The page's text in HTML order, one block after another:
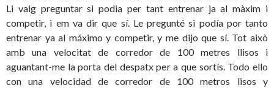
Li vaig preguntar si podia per tant entrenar ja al màxim i
competir, i em va dir que sí. Le pregunté si podía por tanto
entrenar ya al máximo y competir, y me dijo que sí. Tot això
amb una velocitat de corredor de 100 metres llisos i
aguantant-me la porta del despatx per a que sortís. Todo ello
con una velocidad de corredor de 100 metros lisos y